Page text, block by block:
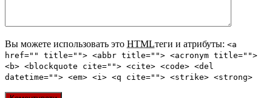
Вы можете использовать это HTMLтеги и атрибуты: <a
href="" title=""> <abbr title=""> <acronym title="">
<b> <blockquote cite=""> <cite> <code> <del
datetime=""> <em> <i> <q cite=""> <strike> <strong>